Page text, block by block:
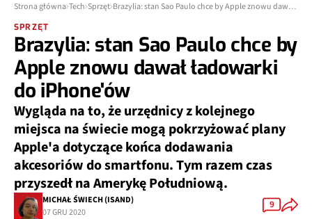
Strona główna Tech Sprzęt Brazylia: stan Sao Paulo chce by Apple znowu dawał ładowarki do iPhone'ów
SPRZĘT
Brazylia: stan Sao Paulo chce by
Apple znowu dawał ładowarki
do iPhone'ów
Wygląda na to, że urzędnicy z kolejnego
miejsca na świecie mogą pokrzyżować plany
Apple'a dotyczące końca dodawania
akcesoriów do smartfonu. Tym razem czas
przyszedł na Amerykę Południową.
MICHAŁ ŚWIECH (ISAND)
07 GRU 2020
9